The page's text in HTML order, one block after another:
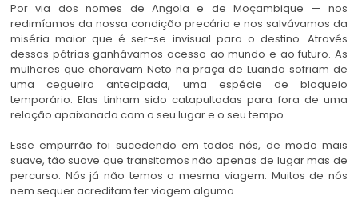
Por via dos nomes de Angola e de Moçambique — nos
redimíamos da nossa condição precária e nos salvávamos da
miséria maior que é ser-se invisual para o destino. Através
dessas pátrias ganhávamos acesso ao mundo e ao futuro. As
mulheres que choravam Neto na praça de Luanda sofriam de
uma cegueira antecipada, uma espécie de bloqueio
temporário. Elas tinham sido catapultadas para fora de uma
relação apaixonada com o seu lugar e o seu tempo.
Esse empurrão foi sucedendo em todos nós, de modo mais
suave, tão suave que transitamos não apenas de lugar mas de
percurso. Nós já não temos a mesma viagem. Muitos de nós
nem sequer acreditam ter viagem alguma.